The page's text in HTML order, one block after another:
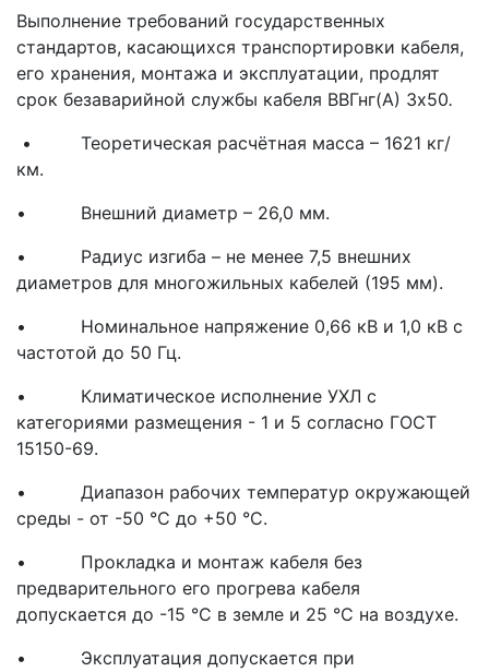
Выполнение требований государственных
стандартов, касающихся транспортировки кабеля,
его хранения, монтажа и эксплуатации, продлят
срок безаварийной службы кабеля ВВГнг(A) 3x50.
• Теоретическая расчётная масса – 1621 кг/
км.
• Внешний диаметр – 26,0 мм.
• Радиус изгиба – не менее 7,5 внешних
диаметров для многожильных кабелей (195 мм).
• Номинальное напряжение 0,66 кВ и 1,0 кВ с
частотой до 50 Гц.
• Климатическое исполнение УХЛ с
категориями размещения - 1 и 5 согласно ГОСТ
15150-69.
• Диапазон рабочих температур окружающей
среды - от -50 °С до +50 °С.
• Прокладка и монтаж кабеля без
предварительного его прогрева кабеля
допускается до -15 °С в земле и 25 °С на воздухе.
• Эксплуатация допускается при